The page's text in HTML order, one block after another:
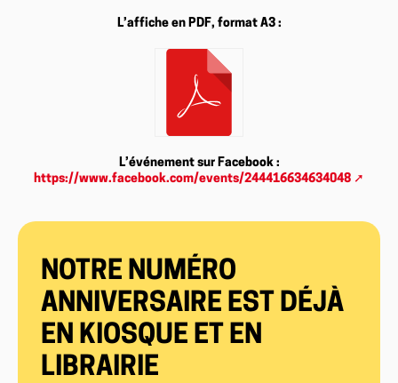
L’affiche en PDF, format A3 :
L’événement sur Facebook :
https://www.facebook.com/events/244416634634048
NOTRE NUMÉRO
ANNIVERSAIRE EST DÉJÀ
EN KIOSQUE ET EN
LIBRAIRIE